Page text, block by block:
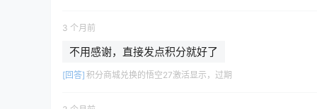
3 个月前
不用感谢，直接发点积分就好了
[回答] 积分商城兑换的悟空27激活显示，过期